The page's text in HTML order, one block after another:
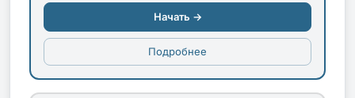
Начать →
Подробнее